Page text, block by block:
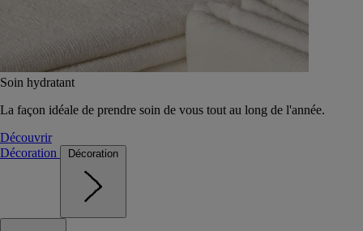
Soin hydratant
La façon idéale de prendre soin de vous tout au long de l'année.
Découvrir
Décoration
Décoration